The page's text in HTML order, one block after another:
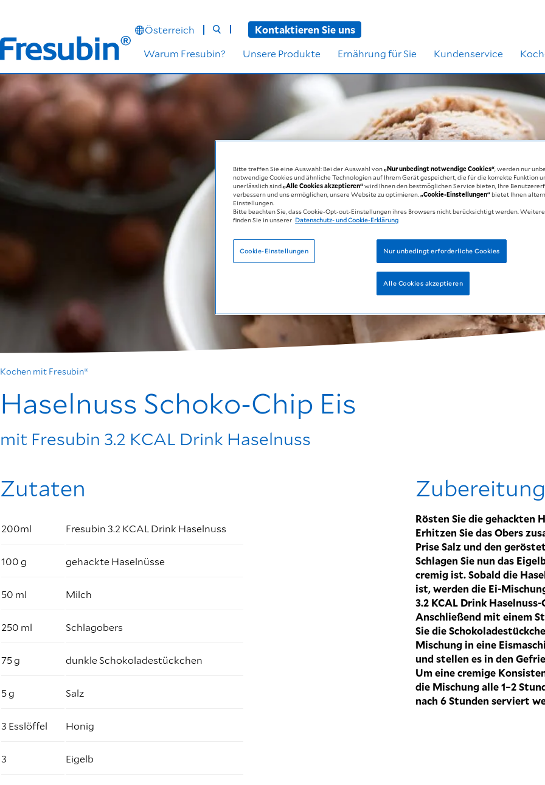
Österreich
Kontaktieren Sie uns
Warum Fresubin?
Unsere Produkte Ernährung für Sie Kundenservice
Kochen mit Fresubin®
Haselnuss Schoko-Chip Eis
mit Fresubin 3.2 KCAL Drink Haselnuss
Zutaten
200ml Fresubin 3.2 KCAL Drink Haselnuss
100 g gehackte Haselnüsse
50 ml Milch
250 ml Schlagobers
75 g dunkle Schokoladestückchen
5 g Salz
3 Esslöffel Honig
3 Eigelb
Zubereitung
Rösten Sie die gehackten
Erhitzen Sie das Obers
Prise Salz und den
Schlagen Sie nun das
cremig ist. Sobald die
ist, werden die Ei-
3.2 KCAL Drink
Anschließend mit einem
Sie die
Mischung in eine
und stellen es in den
Um eine cremige
die Mischung alle 1–2
nach 6 Stunden serviert
Bitte treffen Sie eine Auswahl: Bei der Auswahl von„Nur unbedingt notwendige Cookies“, werden nur
notwendige Cookies und ähnliche Technologien auf Ihrem Gerät gespeichert, die für die korrekte Funktion
unerlässlich sind.„Alle Cookies akzeptieren“wird Ihnen den bestmöglichen Service bieten, Ihre
verbessern und uns ermöglichen, unsere Website zu optimieren.„Cookie-Einstellungen“bietet Ihnen
Einstellungen.
Bitte beachten Sie, dass Cookie-Opt-out-Einstellungen ihres Browsers nicht berücksichtigt werden.
finden Sie in unserer Datenschutz- und Cookie-Erklärung
Cookie-Einstellungen Nur unbedingt erforderliche Cookies
Alle Cookies akzeptieren